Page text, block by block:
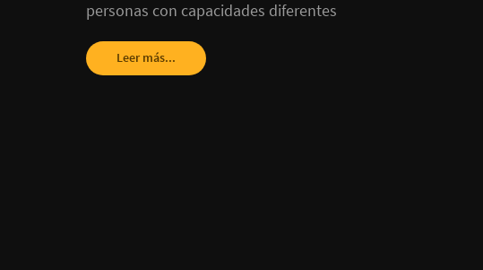
personas con capacidades diferentes
Leer más...